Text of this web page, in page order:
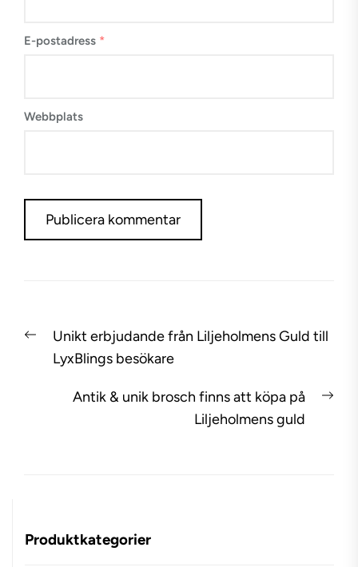
E-postadress *
Webbplats
Previous
post:
Unikt erbjudande från Liljeholmens Guld till
LyxBlings besökare
Antik & unik brosch finns att köpa på
Liljeholmens guld
Produktkategorier